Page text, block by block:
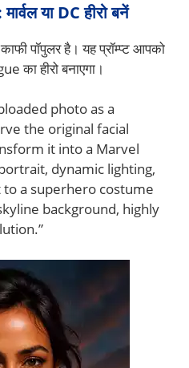
या DC हीरो बनें
पॉपुलर है। यह प्रॉम्प्ट आपको
का हीरो बनाएगा।
photo as a
the original facial
it into a Marvel
dynamic lighting,
a superhero costume
background, highly